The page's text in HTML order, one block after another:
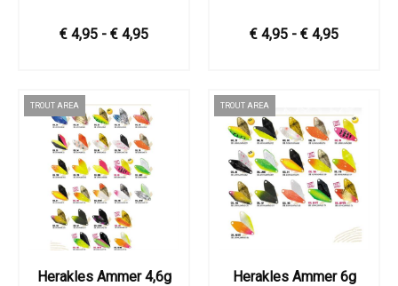
€ 4,95 - € 4,95 € 4,95 - € 4,95
TROUT AREA
Herakles Ammer 4,6g
TROUT AREA
Herakles Ammer 6g